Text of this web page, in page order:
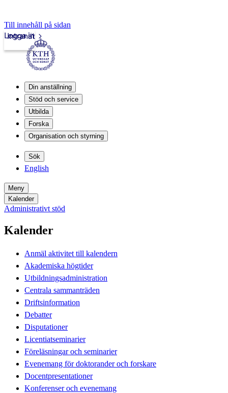
Till innehåll på sidan
Intranät
Logga in
Din anställning
Stöd och service
Utbilda
Forska
Organisation och styrning
Sök
English
Meny
Kalender
Administrativt stöd
Kalender
Anmäl aktivitet till kalendern
Akademiska högtider
Utbildningsadministration
Centrala sammanträden
Driftsinformation
Debatter
Disputationer
Licentiatseminarier
Föreläsningar och seminarier
Evenemang för doktorander och forskare
Docentpresentationer
Konferenser och evenemang